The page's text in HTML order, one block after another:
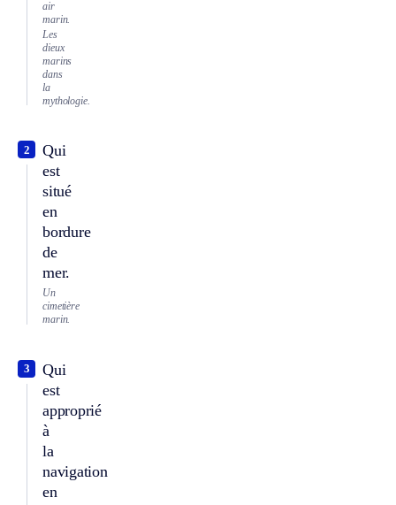
air
marin.
Les
dieux
marins
dans
la
mythologie.
Qui
est
situé
en
bordure
de
mer.
2
Un
cimetière
marin.
Qui
est
approprié
à
la
navigation
en
3